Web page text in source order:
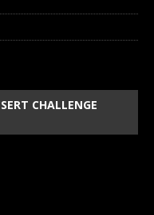
CHALLENGE